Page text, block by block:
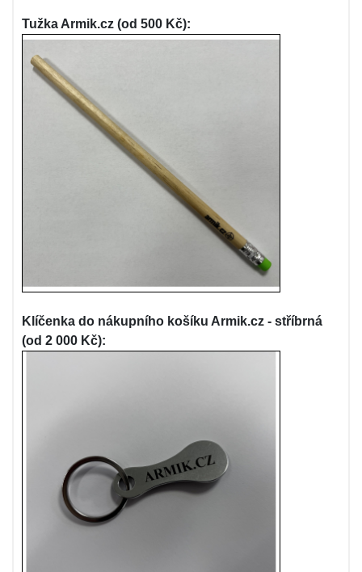
Tužka Armik.cz (od 500 Kč):
Klíčenka do nákupního košíku Armik.cz - stříbrná
(od 2 000 Kč):